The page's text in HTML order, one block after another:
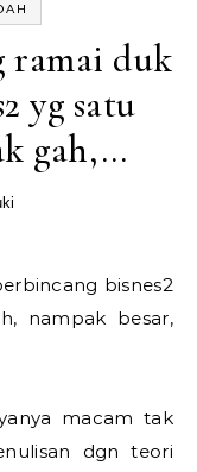
ramai duk
yg satu
gah,…
bisnes2
nampak besar,
macam tak
dgn teori